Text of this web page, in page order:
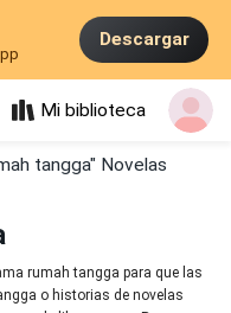
Descargar
Mi biblioteca
tangga" Novelas
rumah tangga para que las
o historias de novelas